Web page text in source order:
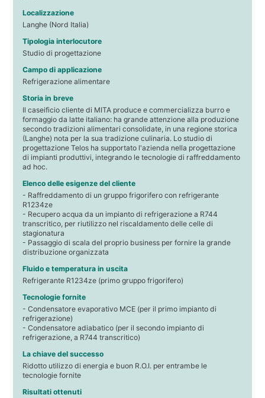
Localizzazione
Langhe (Nord Italia)
Tipologia interlocutore
Studio di progettazione
Campo di applicazione
Refrigerazione alimentare
Storia in breve
Il caseificio cliente di MITA produce e commercializza burro e
formaggio da latte italiano: ha grande attenzione alla produzione
secondo tradizioni alimentari consolidate, in una regione storica
(Langhe) nota per la sua tradizione culinaria. Lo studio di
progettazione Telos ha supportato l'azienda nella progettazione
di impianti produttivi, integrando le tecnologie di raffreddamento
ad hoc.
Elenco delle esigenze del cliente
- Raffreddamento di un gruppo frigorifero con refrigerante
R1234ze
- Recupero acqua da un impianto di refrigerazione a R744
transcritico, per riutilizzo nel riscaldamento delle celle di
stagionatura
- Passaggio di scala del proprio business per fornire la grande
distribuzione organizzata
Fluido e temperatura in uscita
Refrigerante R1234ze (primo gruppo frigorifero)
Tecnologie fornite
- Condensatore evaporativo MCE (per il primo impianto di
refrigerazione)
- Condensatore adiabatico (per il secondo impianto di
refrigerazione, a R744 transcritico)
La chiave del successo
Ridotto utilizzo di energia e buon R.O.I. per entrambe le
tecnologie fornite
Risultati ottenuti